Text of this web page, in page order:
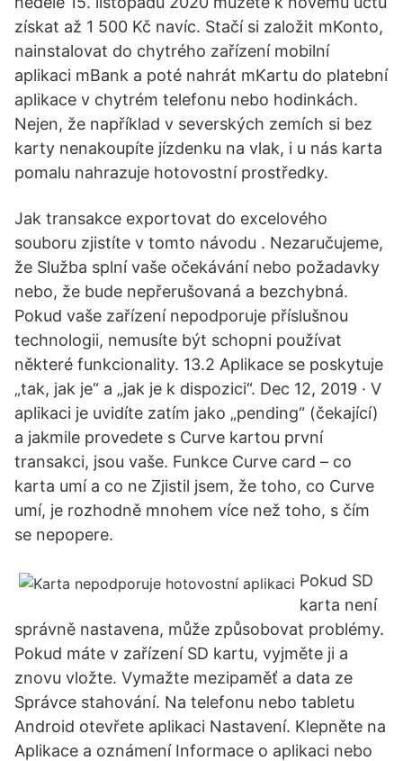
získat až 1 500 Kč navíc. Stačí si založit mKonto,
nainstalovat do chytrého zařízení mobilní
aplikaci mBank a poté nahrát mKartu do platební
aplikace v chytrém telefonu nebo hodinkách.
Nejen, že například v severských zemích si bez
karty nenakoupíte jízdenku na vlak, i u nás karta
pomalu nahrazuje hotovostní prostředky.
Jak transakce exportovat do excelového
souboru zjistíte v tomto návodu . Nezaručujeme,
že Služba splní vaše očekávání nebo požadavky
nebo, že bude nepřerušovaná a bezchybná.
Pokud vaše zařízení nepodporuje příslušnou
technologii, nemusíte být schopni používat
některé funkcionality. 13.2 Aplikace se poskytuje
„tak, jak je“ a „jak je k dispozici“. Dec 12, 2019 · V
aplikaci je uvidíte zatím jako „pending“ (čekající)
a jakmile provedete s Curve kartou první
transakci, jsou vaše. Funkce Curve card – co
karta umí a co ne Zjistil jsem, že toho, co Curve
umí, je rozhodně mnohem více než toho, s čím
se nepopere.
Pokud SD
karta není
správně nastavena, může způsobovat problémy.
Pokud máte v zařízení SD kartu, vyjměte ji a
znovu vložte. Vymažte mezipaměť a data ze
Správce stahování. Na telefonu nebo tabletu
Android otevřete aplikaci Nastavení. Klepněte na
Aplikace a oznámení Informace o aplikaci nebo